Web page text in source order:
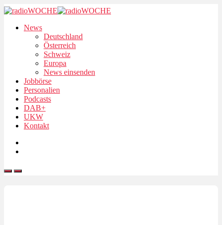
News
Deutschland
Österreich
Schweiz
Europa
News einsenden
Jobbörse
Personalien
Podcasts
DAB+
UKW
Kontakt